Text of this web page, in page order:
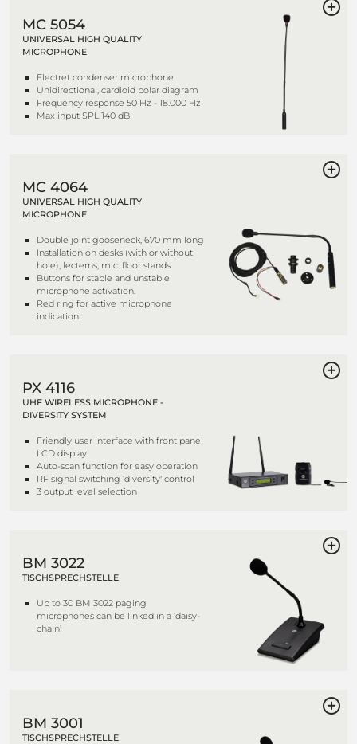
MC 5054
UNIVERSAL HIGH QUALITY
MICROPHONE
Electret condenser microphone
Unidirectional, cardioid polar diagram
Frequency response 50 Hz - 18.000 Hz
Max input SPL 140 dB
MC 4064
UNIVERSAL HIGH QUALITY
MICROPHONE
Double joint gooseneck, 670 mm long
Installation on desks (with or without
hole), lecterns, mic. floor stands
Buttons for stable and unstable
microphone activation.
Red ring for active microphone
indication.
PX 4116
UHF WIRELESS MICROPHONE -
DIVERSITY SYSTEM
Friendly user interface with front panel
LCD display
Auto-scan function for easy operation
RF signal switching ‘diversity' control
3 output level selection
BM 3022
TISCHSPRECHSTELLE
Up to 30 BM 3022 paging
microphones can be linked in a ‘daisy-
chain’
BM 3001
TISCHSPRECHSTELLE